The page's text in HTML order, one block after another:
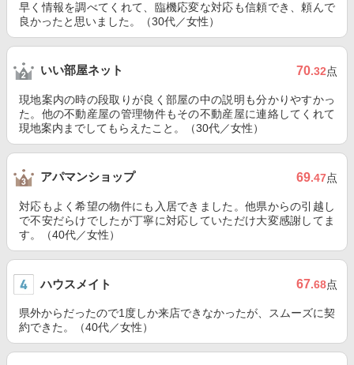
早く情報を調べてくれて、臨機応変な対応も信頼でき、頼んで
良かったと思いました。（30代／女性）
いい部屋ネット 70.32点
現地案内の時の段取りが良く部屋の中の説明も分かりやすかっ
た。他の不動産屋の管理物件もその不動産屋に連絡してくれて
現地案内までしてもらえたこと。（30代／女性）
アパマンショップ 69.47点
対応もよく希望の物件にも入居できました。他県からの引越し
で不安だらけでしたが丁寧に対応していただけ大変感謝してま
す。（40代／女性）
ハウスメイト 67.68点
県外からだったので1度しか来店できなかったが、スムーズに契
約できた。（40代／女性）